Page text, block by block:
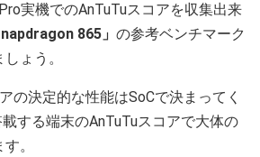
実機でのAnTuTuスコアを収集出来
865」の参考ベンチマーク
ょう。
の決定的な性能はSoCで決まってく
する端末のAnTuTuスコアで大体の
。